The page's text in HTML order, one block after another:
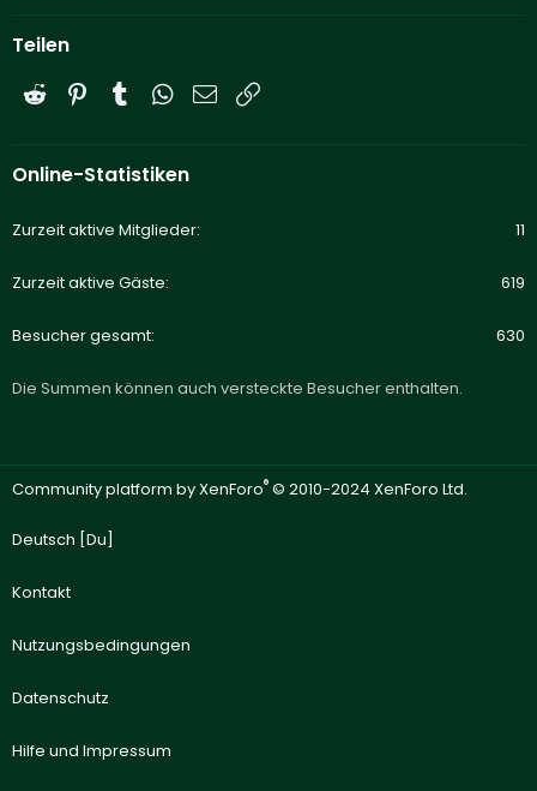
Teilen
Reddit PinterestTumblrWhatsApp
E-Mail
Online-Statistiken
Zurzeit aktive Mitglieder 11
Zurzeit aktive Gäste 619
Besucher gesamt 630
Die Summen können auch versteckte Besucher enthalten.
Community platform by XenForo® © 2010-2024 XenForo Ltd.
Deutsch [Du]
Kontakt
Nutzungsbedingungen
Datenschutz
Hilfe und Impressum